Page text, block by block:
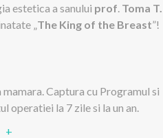
estetica a sanului prof Toma T.
„ The King of the Breast”!
Captura cu Programul si
operatiei la 7 zile si la un an.
+